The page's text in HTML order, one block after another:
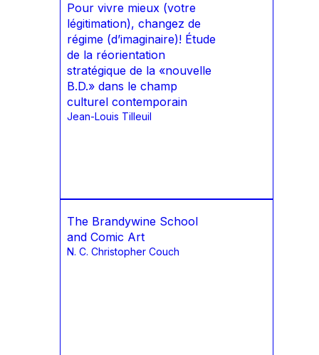
Pour vivre mieux (votre
légitimation), changez de
régime (d’imaginaire)! Étude
de la réorientation
stratégique de la «nouvelle
B.D.» dans le champ
culturel contemporain
Jean-Louis Tilleuil
The Brandywine School
and Comic Art
N. C. Christopher Couch